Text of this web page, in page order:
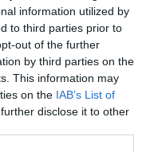
information utilized by
to third parties prior to
out of the further
by third parties on the
This information may
on the IAB’s List of
disclose it to other
στην
χώρους